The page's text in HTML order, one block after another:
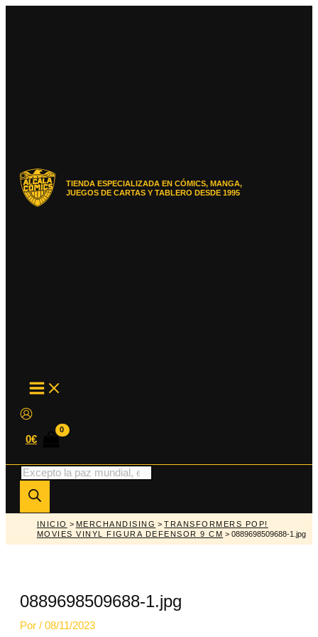
TIENDA ESPECIALIZADA EN CÓMICS, MANGA,
JUEGOS DE CARTAS Y TABLERO DESDE 1995
MAIN
MENU
0€
Búsqueda
de
productos
INICIO > MERCHANDISING >TRANSFORMERS POP!
MOVIES VINYL FIGURA DEFENSOR 9 CM > 0889698509688-1.jpg
0889698509688-1.jpg
Por / 08/11/2023